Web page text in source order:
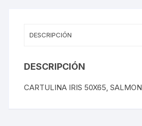
DESCRIPCIÓN
DESCRIPCIÓN
CARTULINA IRIS 50X65, SALMON